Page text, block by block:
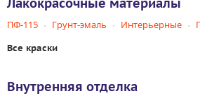
ПФ-115 Грунт-эмаль Интерьерные
Все краски
Внутренняя отделка